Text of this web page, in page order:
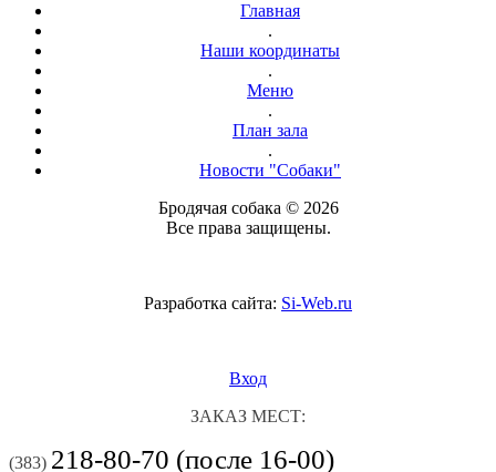
Главная
.
Наши координаты
.
Меню
.
План зала
.
Новости "Собаки"
Бродячая собака © 2026
Все права защищены.
Разработка сайта: Si-Web.ru
Вход
ЗАКАЗ МЕСТ:
(383) 218-80-70 (после 16-00)